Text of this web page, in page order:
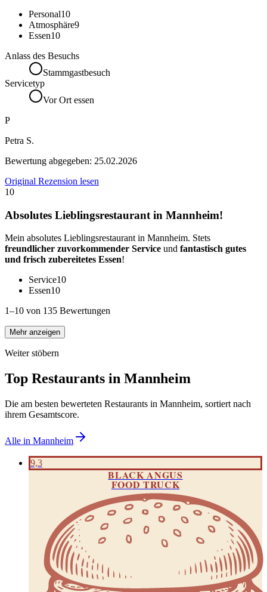
Personal10
Atmosphäre9
Essen10
Anlass des Besuchs
Stammgastbesuch
Servicetyp
Vor Ort essen
P
Petra S.
Bewertung abgegeben: 25.02.2026
Original Rezension lesen
10
Absolutes Lieblingsrestaurant in Mannheim!
Mein absolutes Lieblingsrestaurant in Mannheim. Stets
freundlicher zuvorkommender Service und fantastisch gutes
und frisch zubereitetes Essen!
Service10
Essen10
1–10 von 135 Bewertungen
Mehr anzeigen
Weiter stöbern
Top Restaurants in Mannheim
Die am besten bewerteten Restaurants in Mannheim, sortiert nach
ihrem Gesamtscore.
Alle in Mannheim
9,3
BLACK ANGUS
FOOD TRUCK